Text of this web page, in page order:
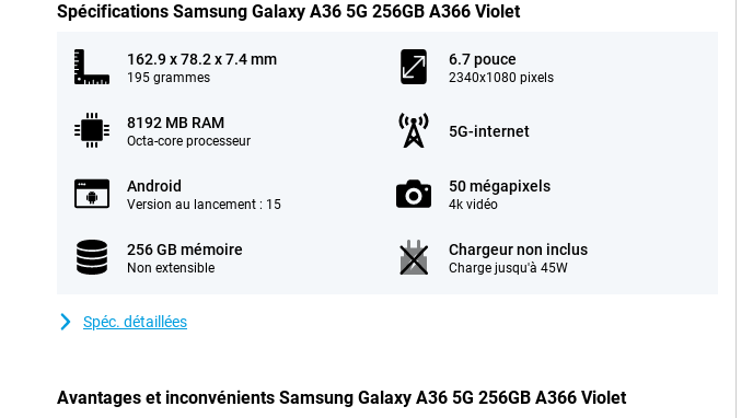
Spécifications Samsung Galaxy A36 5G 256GB A366 Violet
162.9 x 78.2 x 7.4 mm
195 grammes
6.7 pouce
2340x1080 pixels
8192 MB RAM
Octa-core processeur
5G-internet
Android
Version au lancement : 15
50 mégapixels
4k vidéo
256 GB mémoire
Non extensible
Chargeur non inclus
Charge jusqu'à 45W
Spéc. détaillées
Avantages et inconvénients Samsung Galaxy A36 5G 256GB A366 Violet